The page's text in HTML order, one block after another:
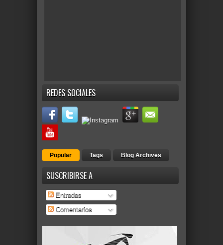
REDES SOCIALES
Popular Tags Blog Archives
SUSCRIBIRSE A
Entradas
Comentarios